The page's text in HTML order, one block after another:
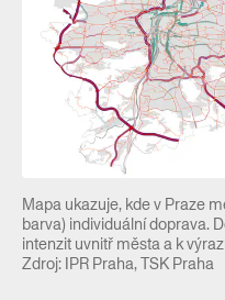
Mapa ukazuje, kde v Praze
barva) individuální doprava.
intenzit uvnitř města a k
Zdroj: IPR Praha, TSK Praha